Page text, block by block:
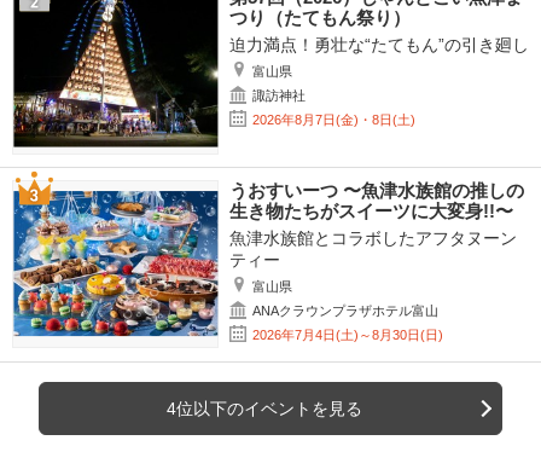
つり（たてもん祭り）
迫力満点！勇壮な“たてもん”の引き廻し
富山県
諏訪神社
2026年8月7日(金)・8日(土)
うおすいーつ 〜魚津水族館の推しの
生き物たちがスイーツに大変身!!〜
魚津水族館とコラボしたアフタヌーン
ティー
富山県
ANAクラウンプラザホテル富山
2026年7月4日(土)～8月30日(日)
4位以下のイベントを見る